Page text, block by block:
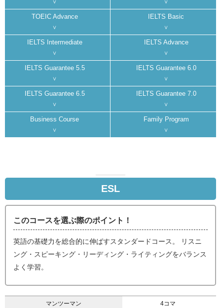
TOEIC Advance IELTS Basic
IELTS Intermediate IELTS Advance
IELTS Guarantee 5.5 IELTS Guarantee 6.0
IELTS Guarantee 6.5 IELTS Guarantee 7.0
Business Course Family Program
ESL
このコースを選ぶ際のポイント！
英語の基礎力を総合的に伸ばすスタンダードコース。 リスニ
ング・スピーキング・リーディング・ライティングをバランス
よく学習。
マンツーマン 4コマ